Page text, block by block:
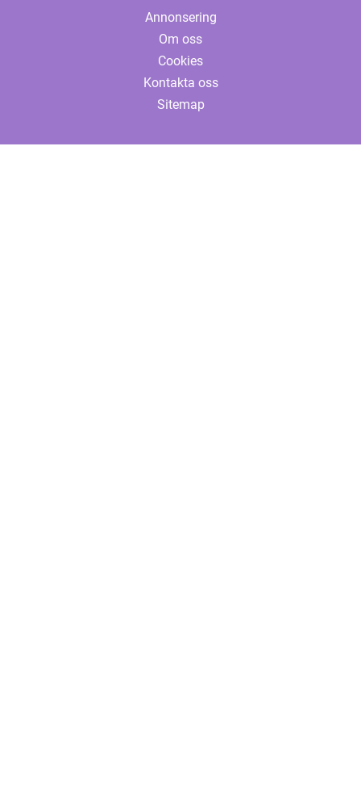
Annonsering
Om oss
Cookies
Kontakta oss
Sitemap